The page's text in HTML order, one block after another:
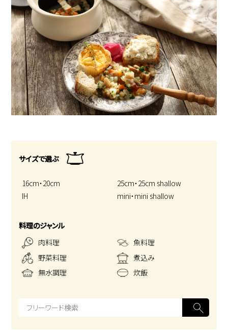
サイズで選ぶ
16cm・20cm
25cm・25cm shallow
IH
mini・mini shallow
料理のジャンル
肉料理
魚料理
野菜料理
煮込み
無水調理
炊飯